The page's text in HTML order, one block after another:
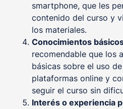
smartphone, que les
contenido del curso y
los materiales.
Conocimientos
recomendable que los
básicas sobre el uso
plataformas online y
seguir el curso sin
Interés o experiencia